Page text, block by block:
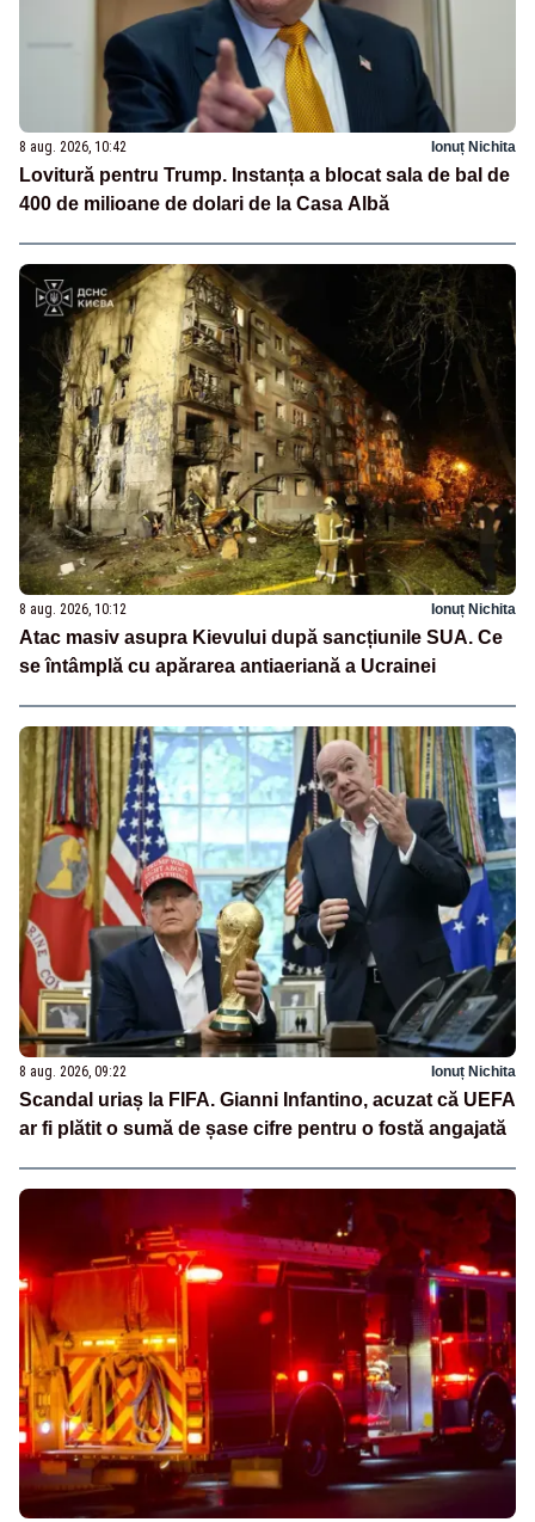
8 aug. 2026, 10:42 Ionuț Nichita
Lovitură pentru Trump. Instanța a blocat sala de bal de
400 de milioane de dolari de la Casa Albă
8 aug. 2026, 10:12 Ionuț Nichita
Atac masiv asupra Kievului după sancțiunile SUA. Ce
se întâmplă cu apărarea antiaeriană a Ucrainei
8 aug. 2026, 09:22 Ionuț Nichita
Scandal uriaș la FIFA. Gianni Infantino, acuzat că UEFA
ar fi plătit o sumă de șase cifre pentru o fostă angajată